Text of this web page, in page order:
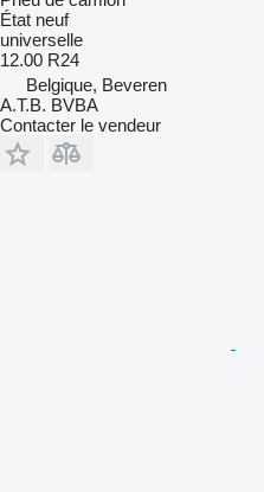
État neuf
universelle
12.00 R24
Belgique, Beveren
A.T.B. BVBA
Contacter le vendeur